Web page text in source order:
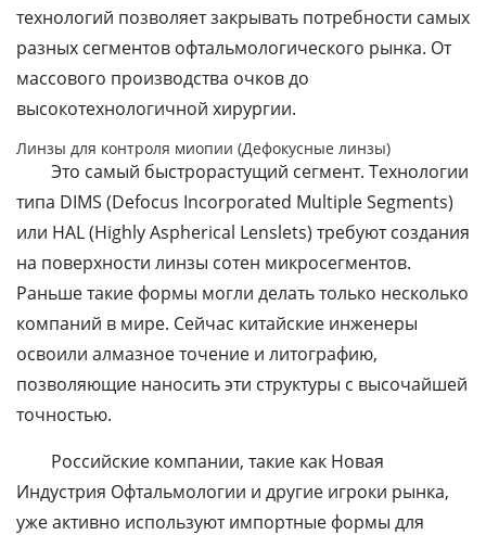
технологий позволяет закрывать потребности самых
разных сегментов офтальмологического рынка. От
массового производства очков до
высокотехнологичной хирургии.
Линзы для контроля миопии (Дефокусные линзы)
Это самый быстрорастущий сегмент. Технологии
типа DIMS (Defocus Incorporated Multiple Segments)
или HAL (Highly Aspherical Lenslets) требуют создания
на поверхности линзы сотен микросегментов.
Раньше такие формы могли делать только несколько
компаний в мире. Сейчас китайские инженеры
освоили алмазное точение и литографию,
позволяющие наносить эти структуры с высочайшей
точностью.
Российские компании, такие как Новая
Индустрия Офтальмологии и другие игроки рынка,
уже активно используют импортные формы для